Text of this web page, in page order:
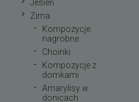
Jesień
Zima
Kompozycje
nagrobne
Choinki
Kompozycje z
domkami
Amarylisy w
donicach